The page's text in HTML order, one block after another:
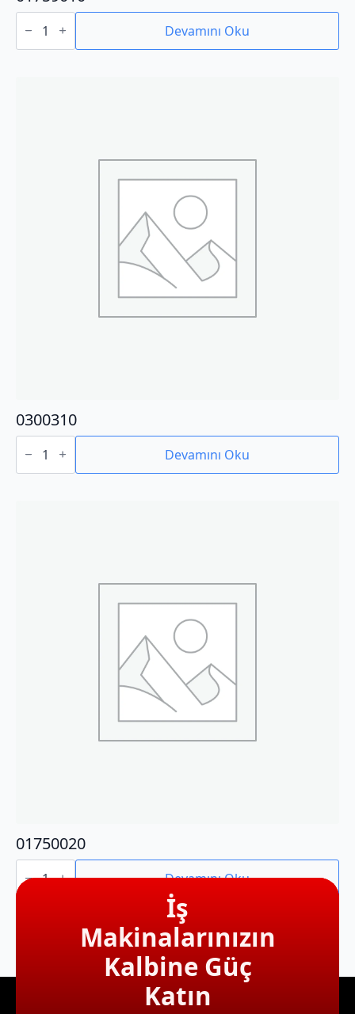
01759010
adet Devamını Oku
0300310
0300310
adet Devamını Oku
01750020
01750020
adet Devamını Oku
İş
Makinalarınızın
Kalbine Güç
Katın